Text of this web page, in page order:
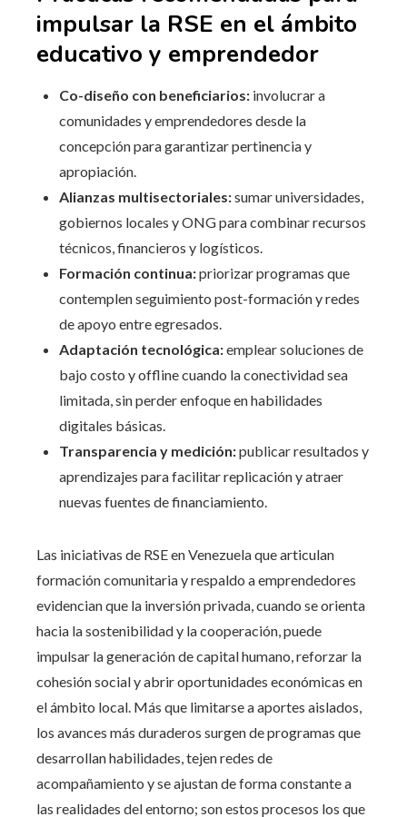
impulsar la RSE en el ámbito
educativo y emprendedor
Co-diseño con beneficiarios: involucrar a
comunidades y emprendedores desde la
concepción para garantizar pertinencia y
apropiación.
Alianzas multisectoriales:sumar universidades,
gobiernos locales y ONG para combinar recursos
técnicos, financieros y logísticos.
Formación continua:priorizar programas que
contemplen seguimiento post-formación y redes
de apoyo entre egresados.
Adaptación tecnológica:emplear soluciones de
bajo costo y offline cuando la conectividad sea
limitada, sin perder enfoque en habilidades
digitales básicas.
Transparencia y medición:publicar resultados y
aprendizajes para facilitar replicación y atraer
nuevas fuentes de financiamiento.
Las iniciativas de RSE en Venezuela que articulan
formación comunitaria y respaldo a emprendedores
evidencian que la inversión privada, cuando se orienta
hacia la sostenibilidad y la cooperación, puede
impulsar la generación de capital humano, reforzar la
cohesión social y abrir oportunidades económicas en
el ámbito local. Más que limitarse a aportes aislados,
los avances más duraderos surgen de programas que
desarrollan habilidades, tejen redes de
acompañamiento y se ajustan de forma constante a
las realidades del entorno; son estos procesos los que